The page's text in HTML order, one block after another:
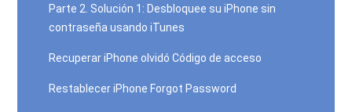
Parte 2. Solución 1: Desbloquee su iPhone sin
contraseña usando iTunes
Recuperar iPhone olvidó Código de acceso
Restablecer iPhone Forgot Password